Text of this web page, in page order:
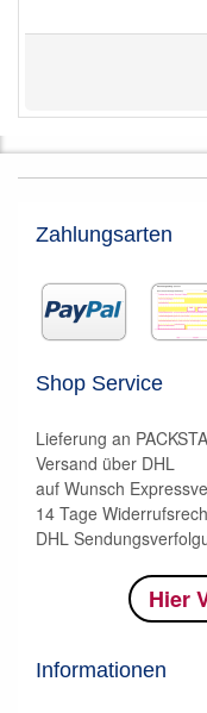
Zahlungsarten
Shop Service
Lieferung an
Versand über DHL
auf Wunsch
14 Tage
DHL
Hier
Informationen